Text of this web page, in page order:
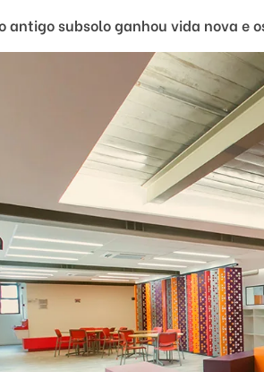
antigo subsolo ganhou vida nova e